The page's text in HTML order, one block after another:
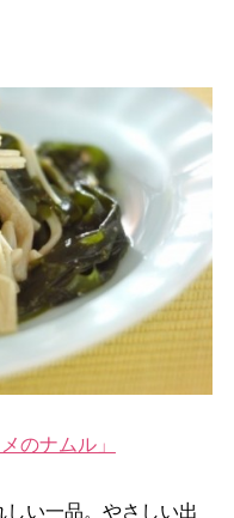
のナムル」
い一品。やさしい出